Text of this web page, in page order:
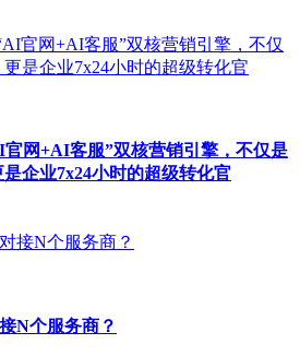
网+AI客服”双核营销引擎，不仅是
企业7x24小时的超级转化官
N个服务商？